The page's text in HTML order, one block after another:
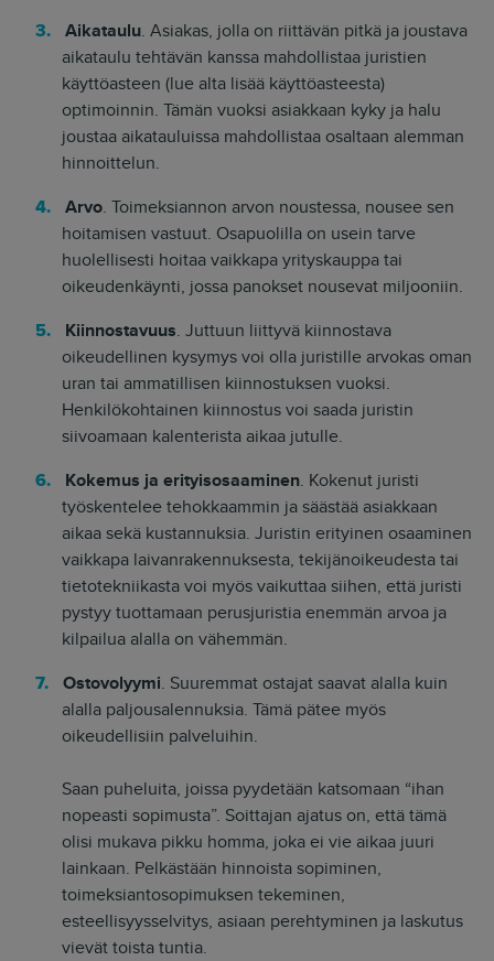
Aikataulu. Asiakas, jolla on riittävän pitkä ja joustava
aikataulu tehtävän kanssa mahdollistaa juristien
käyttöasteen (lue alta lisää käyttöasteesta)
optimoinnin. Tämän vuoksi asiakkaan kyky ja halu
joustaa aikatauluissa mahdollistaa osaltaan alemman
hinnoittelun.
Arvo. Toimeksiannon arvon noustessa, nousee sen
hoitamisen vastuut. Osapuolilla on usein tarve
huolellisesti hoitaa vaikkapa yrityskauppa tai
oikeudenkäynti, jossa panokset nousevat miljooniin.
Kiinnostavuus. Juttuun liittyvä kiinnostava
oikeudellinen kysymys voi olla juristille arvokas oman
uran tai ammatillisen kiinnostuksen vuoksi.
Henkilökohtainen kiinnostus voi saada juristin
siivoamaan kalenterista aikaa jutulle.
Kokemus ja erityisosaaminen. Kokenut juristi
työskentelee tehokkaammin ja säästää asiakkaan
aikaa sekä kustannuksia. Juristin erityinen osaaminen
vaikkapa laivanrakennuksesta, tekijänoikeudesta tai
tietotekniikasta voi myös vaikuttaa siihen, että juristi
pystyy tuottamaan perusjuristia enemmän arvoa ja
kilpailua alalla on vähemmän.
Ostovolyymi. Suuremmat ostajat saavat alalla kuin
alalla paljousalennuksia. Tämä pätee myös
oikeudellisiin palveluihin.
Saan puheluita, joissa pyydetään katsomaan “ihan
nopeasti sopimusta”. Soittajan ajatus on, että tämä
olisi mukava pikku homma, joka ei vie aikaa juuri
lainkaan. Pelkästään hinnoista sopiminen,
toimeksiantosopimuksen tekeminen,
esteellisyysselvitys, asiaan perehtyminen ja laskutus
vievät toista tuntia.